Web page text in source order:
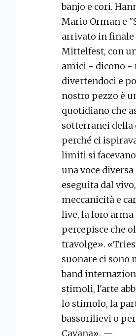
banjo e cori.
Mario Orman e
arrivato in finale
Mittelfest, con
amici - dicono -
divertendoci e
nostro pezzo è
quotidiano che
sotterranei della
perché ci
limiti si
una voce
eseguita dal
meccanicità e
live, la loro arma
percepisce che
travolge».
suonare ci sono
band
stimoli, l'arte
lo stimolo, la
bassorilievi o
Cavana». —